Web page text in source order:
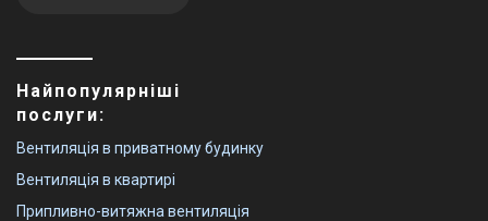
Найпопулярніші
послуги:
Вентиляція в приватному будинку
Вентиляція в квартирі
Припливно-витяжна вентиляція